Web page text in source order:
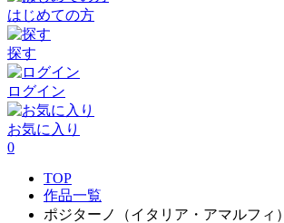
はじめての方
探す
ログイン
お気に入り
0
TOP
作品一覧
ポジターノ（イタリア・アマルフィ）